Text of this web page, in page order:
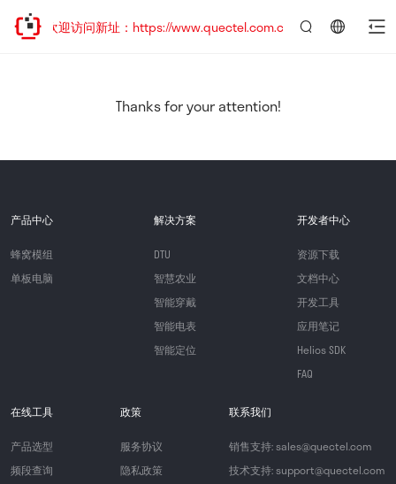
迁移，欢迎访问新址：https://www.quectel.com.cn
Thanks for your attention!
产品中心
蜂窝模组
单板电脑
解决方案
DTU
智慧农业
智能穿戴
智能电表
智能定位
开发者中心
资源下载
文档中心
开发工具
应用笔记
Helios SDK
FAQ
在线工具
产品选型
频段查询
政策
服务协议
隐私政策
联系我们
销售支持: sales@quectel.com
技术支持: support@quectel.com